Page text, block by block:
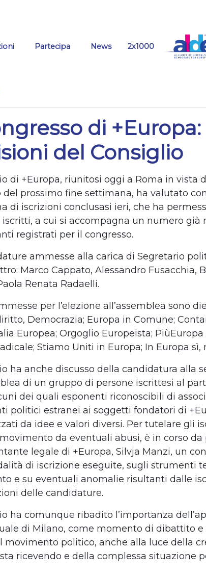
Partecipa News(current)
2x1000
di
del Consiglio
di +Europa, riunitosi oggi a Roma in vista
prossimo fine settimana, ha valutato
di iscrizioni conclusasi ieri, che ha
a cui si accompagna un numero già
registrati per il congresso.
ammesse alla carica di Segretario
Marco Cappato, Alessandro Fusacchia,
Renata Radaelli.
per l’elezione all’assemblea sono
Democrazia; Europa in Comune;
Europea; Orgoglio Europeista;
Stiamo Uniti in Europa; In Europa sì,
ha anche discusso della candidatura alla
di un gruppo di persone iscrittesi al
dei quali esponenti riconoscibili di
politici estranei ai soggetti fondatori di
da idee e valori diversi. Per tutelare gli
movimento da eventuali abusi, è in corso da
legale di +Europa, Silvja Manzi, un
di iscrizione eseguite, sugli strumenti
e su eventuali anomalie risultanti dalle
delle candidature.
ha comunque ribadito l’importanza
di Milano, come momento di dibattito e
movimento politico, anche alla luce della
ricevendo e della complessa situazione